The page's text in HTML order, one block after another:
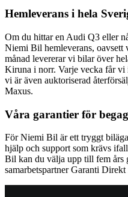
Hemleverans i hela
Om du hittar en Audi Q3 eller
Niemi Bil hemleverans, oavsett
månad levererar vi bilar över
Kiruna i norr. Varje vecka får vi
vi är även auktoriserad
Maxus.
Våra garantier för
För Niemi Bil är ett tryggt
hjälp och support som krävs
Bil kan du välja upp till fem års
samarbetspartner Garanti